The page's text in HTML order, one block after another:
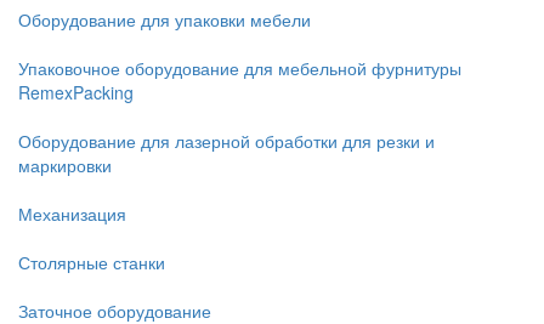
Оборудование для упаковки мебели
Упаковочное оборудование для мебельной фурнитуры
RemexPacking
Оборудование для лазерной обработки для резки и
маркировки
Механизация
Столярные станки
Заточное оборудование